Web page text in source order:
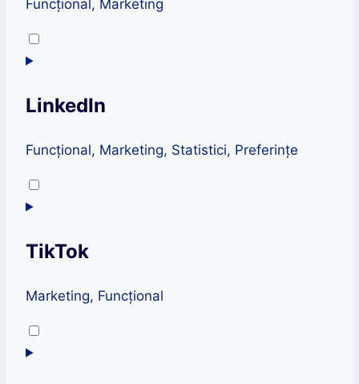
Funcțional, Marketing
Consent
to
twitter
LinkedIn
Funcțional, Marketing, Statistici, Preferințe
Consent
to
linkedin
TikTok
Marketing, Funcțional
Consent
to